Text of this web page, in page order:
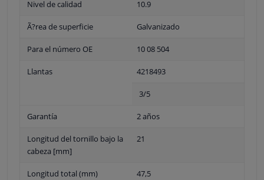
Nivel de calidad 10.9
Ã?rea de superficie Galvanizado
Para el número OE 10 08 504
Llantas 4218493
3/5
Garantía 2 años
Longitud del tornillo bajo la
cabeza [mm]
21
Longitud total (mm) 47,5